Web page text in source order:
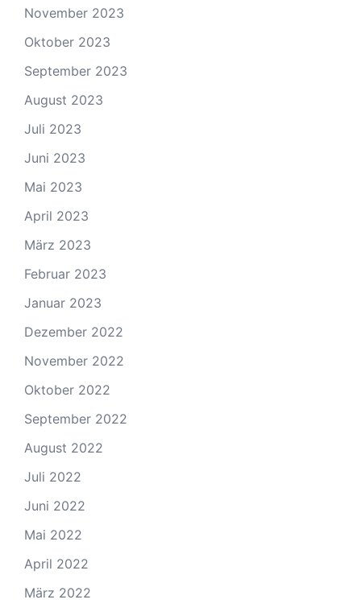
November 2023
Oktober 2023
September 2023
August 2023
Juli 2023
Juni 2023
Mai 2023
April 2023
März 2023
Februar 2023
Januar 2023
Dezember 2022
November 2022
Oktober 2022
September 2022
August 2022
Juli 2022
Juni 2022
Mai 2022
April 2022
März 2022